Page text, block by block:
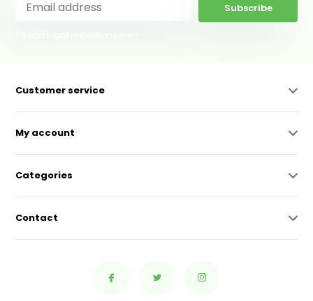
Subscribe
Customer service
My account
Categories
Contact